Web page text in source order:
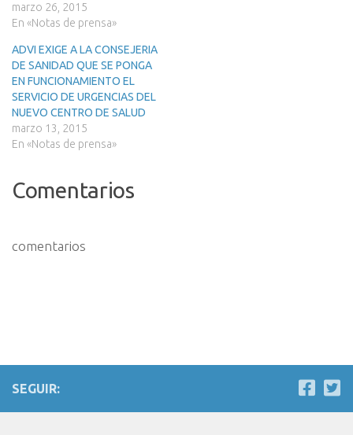
marzo 26, 2015
En «Notas de prensa»
ADVI EXIGE A LA CONSEJERIA
DE SANIDAD QUE SE PONGA
EN FUNCIONAMIENTO EL
SERVICIO DE URGENCIAS DEL
NUEVO CENTRO DE SALUD
marzo 13, 2015
En «Notas de prensa»
Comentarios
comentarios
SEGUIR: